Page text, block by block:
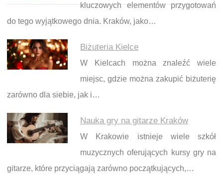
kluczowych elementów przygotowań
do tego wyjątkowego dnia. Kraków, jako…
Biżuteria Kielce
W Kielcach można znaleźć wiele
miejsc, gdzie można zakupić biżuterię
zarówno dla siebie, jak i…
Nauka gry na gitarze Kraków
W Krakowie istnieje wiele szkół
muzycznych oferujących kursy gry na
gitarze, które przyciągają zarówno początkujących,…